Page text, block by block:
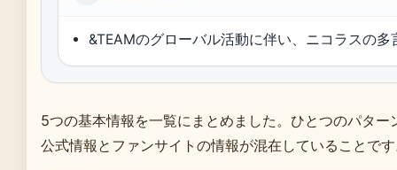
&TEAMのグローバル活動に伴い、ニコラスの
5つの基本情報を一覧にまとめました。ひとつのパター
公式情報とファンサイトの情報が混在していることで